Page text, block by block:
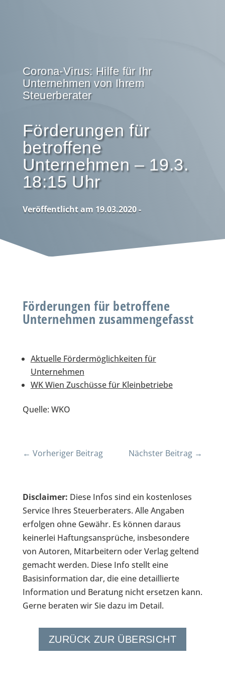
Corona-Virus: Hilfe für Ihr
Unternehmen von Ihrem
Steuerberater
Förderungen für
betroffene
Unternehmen – 19.3.
18:15 Uhr
Veröffentlicht am 19.03.2020 -
Förderungen für betroffene
Unternehmen zusammengefasst
Aktuelle Fördermöglichkeiten für
Unternehmen
WK Wien Zuschüsse für Kleinbetriebe
Quelle: WKO
← Vorheriger Beitrag Nächster Beitrag →
Disclaimer: Diese Infos sind ein kostenloses
Service Ihres Steuerberaters. Alle Angaben
erfolgen ohne Gewähr. Es können daraus
keinerlei Haftungsansprüche, insbesondere
von Autoren, Mitarbeitern oder Verlag geltend
gemacht werden. Diese Info stellt eine
Basisinformation dar, die eine detaillierte
Information und Beratung nicht ersetzen kann.
Gerne beraten wir Sie dazu im Detail.
ZURÜCK ZUR ÜBERSICHT